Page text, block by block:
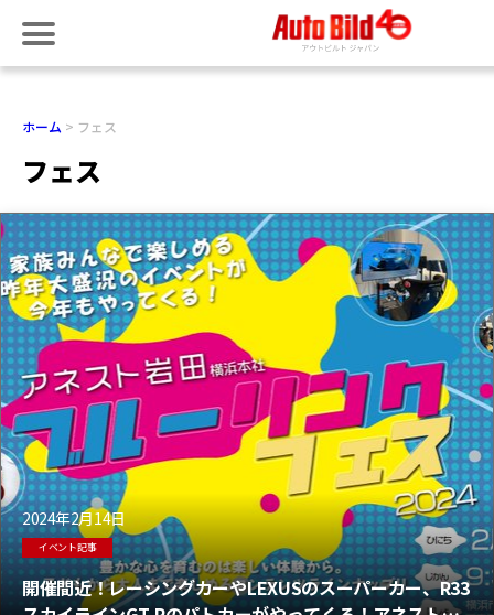
ホーム フェス
フェス
2024年2月14日
イベント記事
開催間近！レーシングカーやLEXUSのスーパーカー、R33